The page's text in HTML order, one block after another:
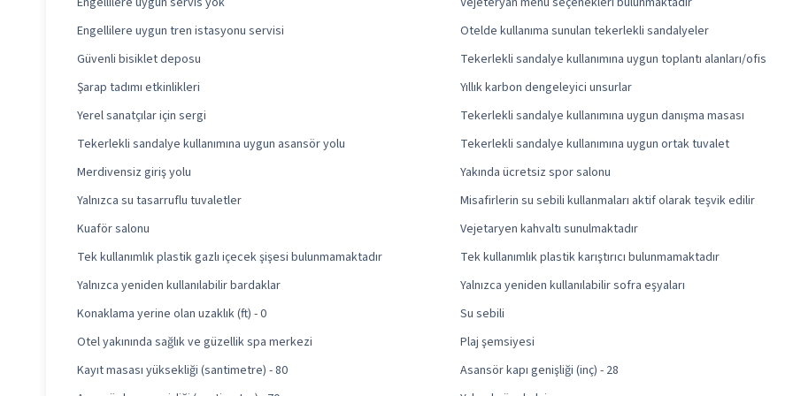
Engellilere uygun tren istasyonu servisi
Otelde kullanıma sunulan tekerlekli sandalyeler
Güvenli bisiklet deposu
Tekerlekli sandalye kullanımına uygun toplantı alanları/ofis
Şarap tadımı etkinlikleri
Yıllık karbon dengeleyici unsurlar
Yerel sanatçılar için sergi
Tekerlekli sandalye kullanımına uygun danışma masası
Tekerlekli sandalye kullanımına uygun asansör yolu
Tekerlekli sandalye kullanımına uygun ortak tuvalet
Merdivensiz giriş yolu
Yakında ücretsiz spor salonu
Yalnızca su tasarruflu tuvaletler
Misafirlerin su sebili kullanmaları aktif olarak teşvik edilir
Kuaför salonu
Vejetaryen kahvaltı sunulmaktadır
Tek kullanımlık plastik gazlı içecek şişesi bulunmamaktadır
Tek kullanımlık plastik karıştırıcı bulunmamaktadır
Yalnızca yeniden kullanılabilir bardaklar
Yalnızca yeniden kullanılabilir sofra eşyaları
Konaklama yerine olan uzaklık (ft) - 0
Su sebili
Otel yakınında sağlık ve güzellik spa merkezi
Plaj şemsiyesi
Kayıt masası yüksekliği (santimetre) - 80
Asansör kapı genişliği (inç) - 28